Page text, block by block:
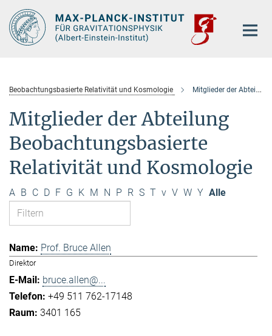
Hauptinhalt
Beobachtungsbasierte Relativität und Kosmologie Mitglieder der Abteilung
Mitglieder der Abteilung
Beobachtungsbasierte
Relativität und Kosmologie
A B C D F G K M N P R S T v V W Y Alle
Prof. Bruce Allen
Direktor
bruce.allen@...
+49 511 762-17148
3401 165